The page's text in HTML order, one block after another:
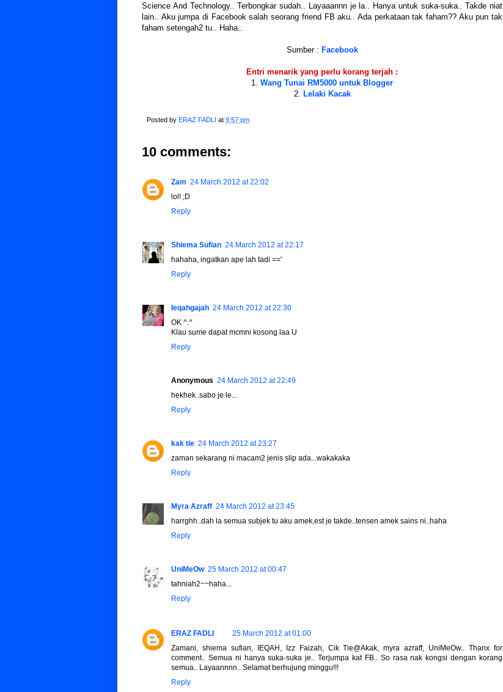
Science And Technology.. Terbongkar sudah.. Layaaannn je la.. Hanya untuk suka-suka.. Takde niat
lain.. Aku jumpa di Facebook salah seorang friend FB aku.. Ada perkataan tak faham?? Aku pun tak
faham setengah2 tu.. Haha..
Sumber : Facebook
Entri menarik yang perlu korang terjah :
1. Wang Tunai RM5000 untuk Blogger
2. Lelaki Kacak
Posted by ERAZ FADLI at 9:57 pm
10 comments:
Zam 24 March 2012 at 22:02
lol! ;D
Reply
Shiema Sufian 24 March 2012 at 22:17
hahaha, ingatkan ape lah tadi =='
Reply
Ieqahgajah 24 March 2012 at 22:30
OK ^.^
Klau sume dapat mcmni kosong laa U
Reply
Anonymous 24 March 2012 at 22:49
hekhek..sabo je le...
Reply
kak tie 24 March 2012 at 23:27
zaman sekarang ni macam2 jenis slip ada...wakakaka
Reply
Myra Azraff 24 March 2012 at 23:45
harrghh..dah la semua subjek tu aku amek,est je takde..tensen amek sains ni..haha
Reply
UniMeOw 25 March 2012 at 00:47
tahniah2~~haha...
Reply
ERAZ FADLI
25 March 2012 at 01:00
Zamani, shiema sufian, IEQAH, Izz Faizah, Cik Tie@Akak, myra azraff, UniMeOw.. Thanx for
comment.. Semua ni hanya suka-suka je.. Terjumpa kat FB.. So rasa nak kongsi dengan korang
semua.. Layaannnn.. Selamat berhujung minggu!!!
Reply